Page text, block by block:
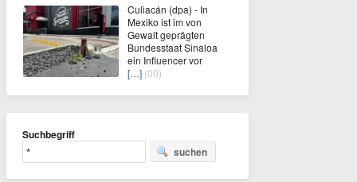
Culiacán (dpa) - In
Mexiko ist im von
Gewalt geprägten
Bundesstaat Sinaloa
ein Influencer vor
[…] (00)
Suchbegriff
suchen